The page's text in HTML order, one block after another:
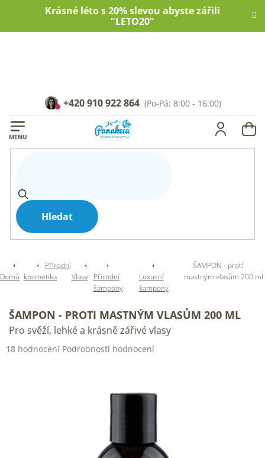
Krásné léto s 20% slevou abyste zářili
"LETO20"
Hledat
+420 910 922 864
Domů
Přírodní
kosmetika
Vlasy
Přírodní
šampony
Luxusní
šampony
ŠAMPON - proti
mastným vlasům 200 ml
ŠAMPON - PROTI MASTNÝM VLASŮM 200 ML
Pro svěží, lehké a krásně zářivé vlasy
Průměrné
18 hodnocení Podrobnosti hodnocení